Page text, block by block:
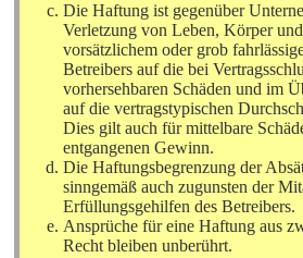
Die Haftung ist gegenüber
Verletzung von Leben, Körper
vorsätzlichem oder grob
Betreibers auf die bei
vorhersehbaren Schäden und im
auf die vertragstypischen
Dies gilt auch für mittelbare
entgangenen Gewinn.
Die Haftungsbegrenzung der
sinngemäß auch zugunsten der
Erfüllungsgehilfen des Betreibers.
Ansprüche für eine Haftung aus
Recht bleiben unberührt.